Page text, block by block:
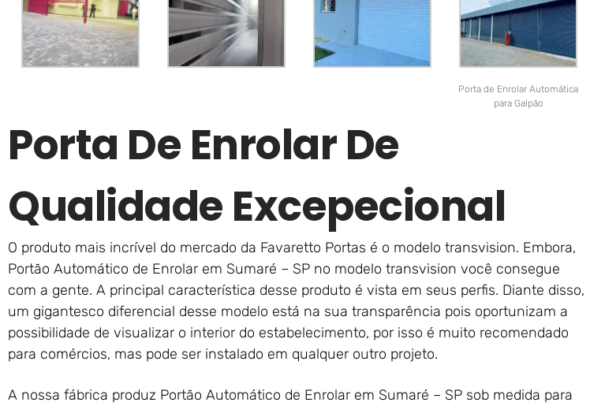
Porta de Enrolar Automática
para Galpão
Porta De Enrolar De
Qualidade Excepecional
O produto mais incrível do mercado da Favaretto Portas é o modelo transvision. Embora,
Portão Automático de Enrolar em Sumaré – SP no modelo transvision você consegue
com a gente. A principal característica desse produto é vista em seus perfis. Diante disso,
um gigantesco diferencial desse modelo está na sua transparência pois oportunizam a
possibilidade de visualizar o interior do estabelecimento, por isso é muito recomendado
para comércios, mas pode ser instalado em qualquer outro projeto.
A nossa fábrica produz Portão Automático de Enrolar em Sumaré – SP sob medida para